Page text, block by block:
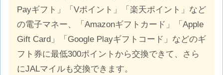
Payギフト」「Vポイント」「楽天ポイント」など
の電子マネー、「Amazonギフトカード」「Apple
Gift Card」「Google Playギフトコード」などのギ
フト券に最低300ポイントから交換できて、さら
にJALマイルも交換できます。